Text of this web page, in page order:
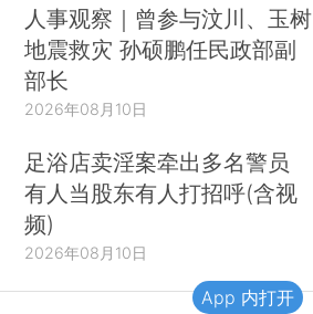
人事观察｜曾参与汶川、玉树
地震救灾 孙硕鹏任民政部副
部长
2026年08月10日
足浴店卖淫案牵出多名警员
有人当股东有人打招呼(含视
频)
2026年08月10日
App 内打开